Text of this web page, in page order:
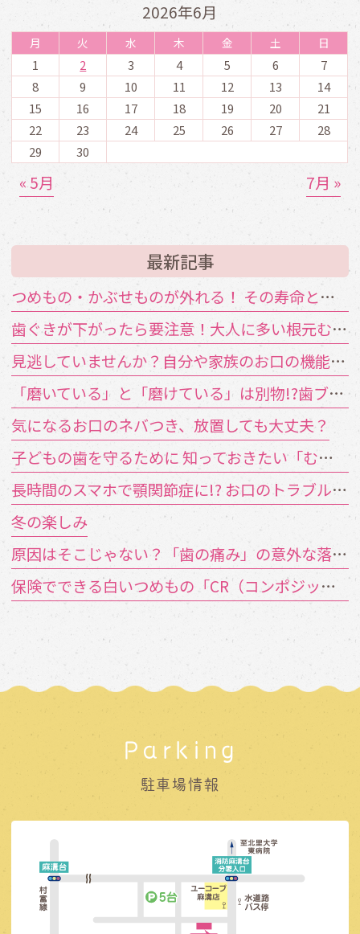
2026年6月
月 火 水 木 金 土 日
1 2 3 4 5 6
7
8
9 10 11 12 13
14
15
16 17 18 19 20
21
22
23 24 25 26 27
28
29
30
« 5月 7月 »
最新記事
つめもの・かぶせものが外れる！ その寿命と原因は？
歯ぐきが下がったら要注意！大人に多い根元むし歯
見逃していませんか？自分や家族のお口の機能低下のサイン
「磨いている」と「磨けている」は別物!?歯ブラシが届かない汚れの対策
気になるお口のネバつき、放置しても大丈夫？
子どもの歯を守るために 知っておきたい「むし歯の4要素」
長時間のスマホで顎関節症に!? お口のトラブルを招く「TCH（歯列接触癖）」とは
冬の楽しみ
原因はそこじゃない？「歯の痛み」の意外な落とし穴
保険でできる白いつめもの「CR（コンポジットレジン）」とは？
Parking
駐車場情報